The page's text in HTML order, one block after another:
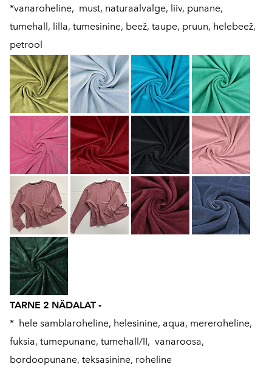
*vanaroheline, must, naturaalvalge, liiv, punane,
tumehall, lilla, tumesinine, beež, taupe, pruun, helebeež,
petrool
TARNE 2 NÄDALAT -
* hele samblaroheline, helesinine, aqua, mereroheline,
fuksia, tumepunane, tumehall/II, vanaroosa,
bordoopunane, teksasinine, roheline